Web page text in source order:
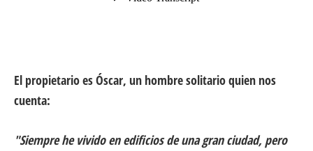
El propietario es Óscar, un hombre solitario quien nos
cuenta:
"Siempre he vivido en edificios de una gran ciudad, pero